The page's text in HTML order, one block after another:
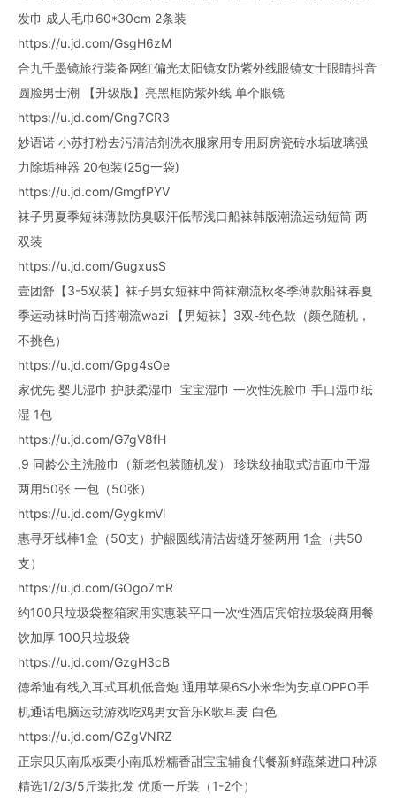
发巾 成人毛巾60*30cm 2条装
https://u.jd.com/GsgH6zM
合九千墨镜旅行装备网红偏光太阳镜女防紫外线眼镜女士眼睛抖音
圆脸男士潮 【升级版】亮黑框防紫外线 单个眼镜
https://u.jd.com/Gng7CR3
妙语诺 小苏打粉去污清洁剂洗衣服家用专用厨房瓷砖水垢玻璃强
力除垢神器 20包装(25g一袋)
https://u.jd.com/GmgfPYV
袜子男夏季短袜薄款防臭吸汗低帮浅口船袜韩版潮流运动短筒 两
双装
https://u.jd.com/GugxusS
壹团舒【3-5双装】袜子男女短袜中筒袜潮流秋冬季薄款船袜春夏
季运动袜时尚百搭潮流wazi 【男短袜】3双-纯色款（颜色随机，
不挑色）
https://u.jd.com/Gpg4sOe
家优先 婴儿湿巾 护肤柔湿巾 宝宝湿巾 一次性洗脸巾 手口湿巾纸
湿 1包
https://u.jd.com/G7gV8fH
.9 同龄公主洗脸巾（新老包装随机发） 珍珠纹抽取式洁面巾干湿
两用50张 一包（50张）
https://u.jd.com/GygkmVl
惠寻牙线棒1盒（50支）护龈圆线清洁齿缝牙签两用 1盒（共50
支）
https://u.jd.com/GOgo7mR
约100只垃圾袋整箱家用实惠装平口一次性酒店宾馆拉圾袋商用餐
饮加厚 100只垃圾袋
https://u.jd.com/GzgH3cB
徳希迪有线入耳式耳机低音炮 通用苹果6S小米华为安卓OPPO手
机通话电脑运动游戏吃鸡男女音乐K歌耳麦 白色
https://u.jd.com/GZgVNRZ
正宗贝贝南瓜板栗小南瓜粉糯香甜宝宝辅食代餐新鲜蔬菜进口种源
精选1/2/3/5斤装批发 优质一斤装（1-2个）